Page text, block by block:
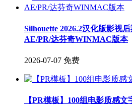
Silhouette 2026.2汉化版影视
AE/PR/达芬奇WINMAC版本
2026-07-07 免费
【PR模板】100组电影质感文